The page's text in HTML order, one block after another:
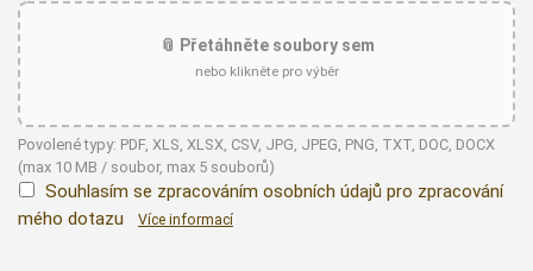
📎 Přetáhněte soubory sem
nebo klikněte pro výběr
Povolené typy: PDF, XLS, XLSX, CSV, JPG, JPEG, PNG, TXT, DOC, DOCX
(max 10 MB / soubor, max 5 souborů)
Souhlasím se zpracováním osobních údajů pro zpracování
mého dotazu
Více informací